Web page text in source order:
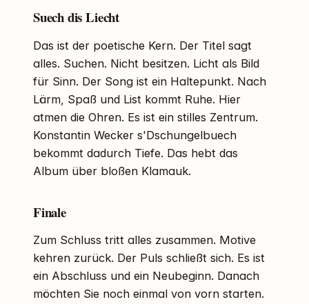
Suech dis Liecht
Das ist der poetische Kern. Der Titel sagt
alles. Suchen. Nicht besitzen. Licht als Bild
für Sinn. Der Song ist ein Haltepunkt. Nach
Lärm, Spaß und List kommt Ruhe. Hier
atmen die Ohren. Es ist ein stilles Zentrum.
Konstantin Wecker s'Dschungelbuech
bekommt dadurch Tiefe. Das hebt das
Album über bloßen Klamauk.
Finale
Zum Schluss tritt alles zusammen. Motive
kehren zurück. Der Puls schließt sich. Es ist
ein Abschluss und ein Neubeginn. Danach
möchten Sie noch einmal von vorn starten.